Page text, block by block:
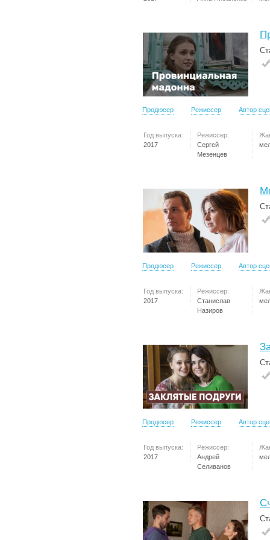
Продюсер Режиссер Автор
Год выпуска:
2017
Режиссер:
Сергей
Мезенцев
Продюсер Режиссер Автор
Год выпуска:
2017
Режиссер:
Станислав
Назиров
Продюсер Режиссер Автор
Год выпуска:
2017
Режиссер:
Андрей
Селиванов